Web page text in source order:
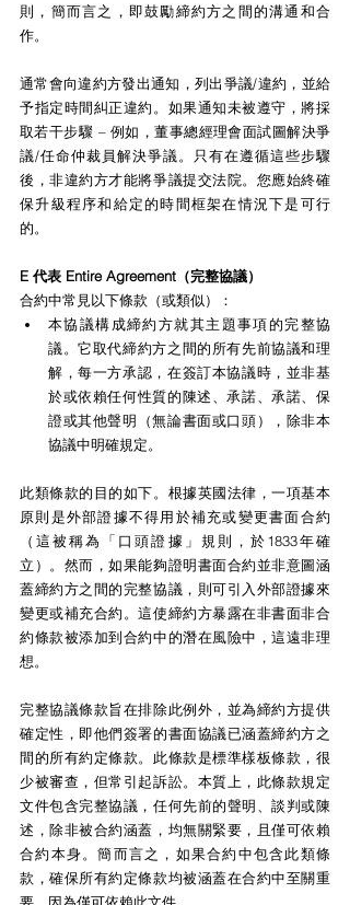
則，簡而言之，即鼓勵締約方之間的溝通和合
作。
通常會向違約方發出通知，列出爭議/違約，並給
予指定時間糾正違約。如果通知未被遵守，將採
取若干步驟 – 例如，董事總經理會面試圖解決爭
議/任命仲裁員解決爭議。只有在遵循這些步驟
後，非違約方才能將爭議提交法院。您應始終確
保升級程序和給定的時間框架在情況下是可行
的。
E 代表 Entire Agreement（完整協議）
合約中常見以下條款（或類似）：
本協議構成締約方就其主題事項的完整協
議。它取代締約方之間的所有先前協議和理
解，每一方承認，在簽訂本協議時，並非基
於或依賴任何性質的陳述、承諾、承諾、保
證或其他聲明（無論書面或口頭），除非本
協議中明確規定。
此類條款的目的如下。根據英國法律，一項基本
原則是外部證據不得用於補充或變更書面合約
（這被稱為「口頭證據」規則，於1833年確
立）。然而，如果能夠證明書面合約並非意圖涵
蓋締約方之間的完整協議，則可引入外部證據來
變更或補充合約。這使締約方暴露在非書面非合
約條款被添加到合約中的潛在風險中，這遠非理
想。
完整協議條款旨在排除此例外，並為締約方提供
確定性，即他們簽署的書面協議已涵蓋締約方之
間的所有約定條款。此條款是標準樣板條款，很
少被審查，但常引起訴訟。本質上，此條款規定
文件包含完整協議，任何先前的聲明、談判或陳
述，除非被合約涵蓋，均無關緊要，且僅可依賴
合約本身。簡而言之，如果合約中包含此類條
款，確保所有約定條款均被涵蓋在合約中至關重